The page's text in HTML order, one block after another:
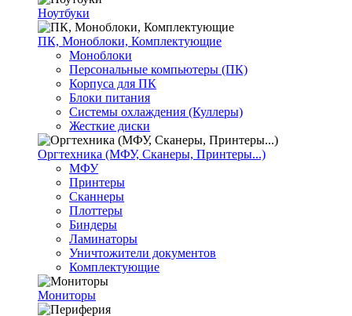
Ноутбуки
ПК, Моноблоки, Комплектующие
Моноблоки
Персональные компьютеры (ПК)
Корпуса для ПК
Блоки питания
Системы охлаждения (Куллеры)
Жесткие диски
Оргтехника (МФУ, Сканеры, Принтеры...)
МФУ
Принтеры
Сканнеры
Плоттеры
Биндеры
Ламинаторы
Уничтожители документов
Комплектующие
Мониторы